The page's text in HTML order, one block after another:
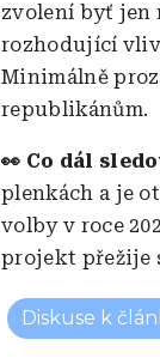
zvolení byť jen
rozhodující vliv
Minimálně
republikánům.
👀 Co dál
plenkách a je
volby v roce
projekt přežije
Diskuse k